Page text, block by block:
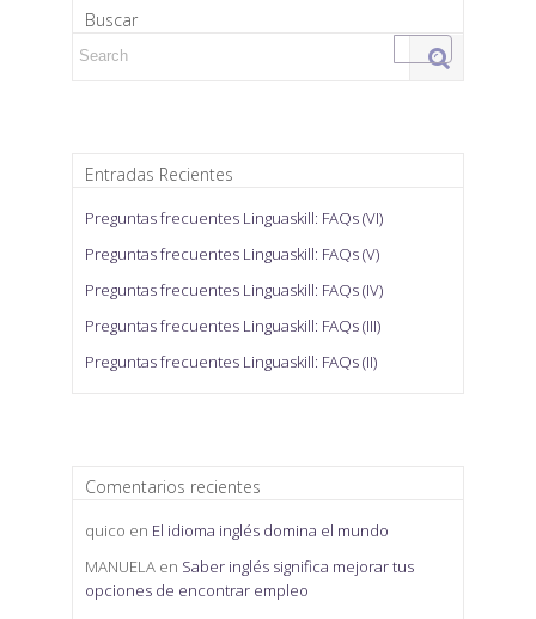
Buscar
Search for:
Entradas Recientes
Preguntas frecuentes Linguaskill: FAQs (VI)
Preguntas frecuentes Linguaskill: FAQs (V)
Preguntas frecuentes Linguaskill: FAQs (IV)
Preguntas frecuentes Linguaskill: FAQs (III)
Preguntas frecuentes Linguaskill: FAQs (II)
Comentarios recientes
quico en El idioma inglés domina el mundo
MANUELA en Saber inglés significa mejorar tus
opciones de encontrar empleo